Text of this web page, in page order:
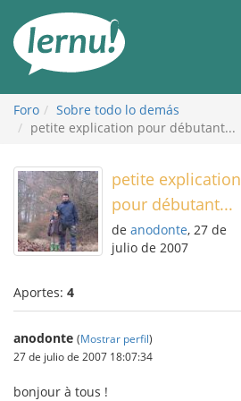
Foro
Sobre todo lo demás
petite explication pour débutant...
petite explication
pour débutant...
de anodonte, 27 de
julio de 2007
Aportes: 4
anodonte (Mostrar perfil)
27 de julio de 2007 18:07:34
bonjour à tous !